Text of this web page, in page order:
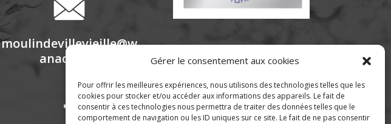
Gérer le consentement aux cookies
Pour offrir les meilleures expériences, nous utilisons des technologies telles que les
cookies pour stocker et/ou accéder aux informations des appareils. Le fait de
consentir à ces technologies nous permettra de traiter des données telles que le
comportement de navigation ou les ID uniques sur ce site. Le fait de ne pas consentir
moulindevillevieille@w
anadoo.fr